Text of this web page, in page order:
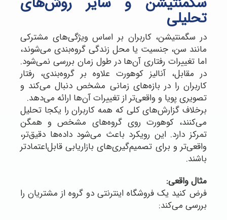
تحلیلی
در سگمنتیشن، کاربران بر اساس ویژگی‌های مشترکی
مانند سن، جنسیت یا محل زندگی گروه‌بندی می‌شوند،
اما تغییرات رفتاری آن‌ها در طول زمان بررسی نمی‌شود.
در مقابل، آنالیز کوهورت علاوه بر گروه‌بندی، رفتار
کاربران را در بازه‌های زمانی مشخص دنبال می‌کند و
تصویری پویا و واقعی‌تر از تغییرات آن‌ها ارائه می‌دهد.
برخلاف گزارش‌های کلی که همه کاربران را یکجا تحلیل
می‌کنند، کوهورت روی گروه‌های مشخص و همگن
تمرکز دارد. این رویکرد باعث می‌شود داده‌ها دقیق‌تر،
واقعی‌تر و برای تصمیم‌گیری‌های بازاریابی قابل‌اعتمادتر
باشند.
مثال واقعی:
فرض کنید یک فروشگاه اینترنتی دو گروه از مشتریان را
بررسی می‌کند: